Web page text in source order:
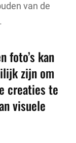
van de
foto’s kan
zijn om
creaties te
visuele